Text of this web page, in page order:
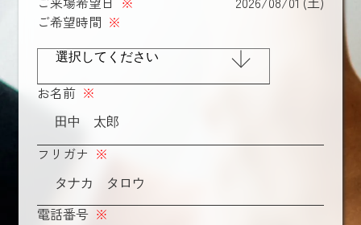
ご希望時間 ※
お名前 ※
フリガナ ※
電話番号 ※